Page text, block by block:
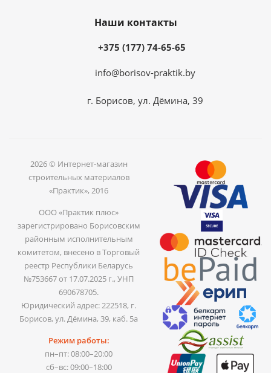
Наши контакты
+375 (177) 74-65-65
info@borisov-praktik.by
г. Борисов, ул. Дёмина, 39
2026 © Интернет-магазин
строительных материалов
«Практик», 2016
ООО «Практик плюс»
зарегистрировано Борисовским
районным исполнительным
комитетом, внесено в Торговый
реестр Республики Беларусь
№753667 от 17.07.2025 г., УНП
690678705.
Юридический адрес: 222518, г.
Борисов, ул. Дёмина, 39, каб. 5а
Режим работы:
пн–пт: 08:00–20:00
сб–вс: 09:00–18:00